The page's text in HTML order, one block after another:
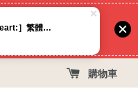
費, 再立折29元
購物車